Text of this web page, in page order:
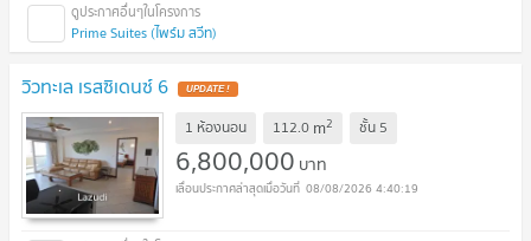
Prime Suites (ไพร์ม สวีท)
วิวทะเล เรสซิเดนซ์ 6 UPDATE !
1 ห้องนอน 112.0 m2 ชั้น 5
6,800,000 บาท
08/08/2026 4:40:19